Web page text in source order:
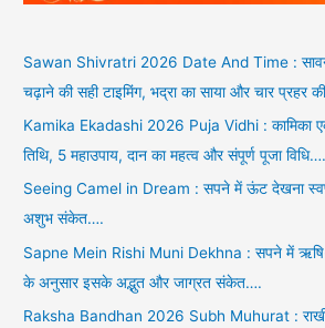
Sawan Shivratri 2026 Date And Time : सावन
चढ़ाने की सही टाइमिंग, भद्रा का साया और चार प्रहर
Kamika Ekadashi 2026 Puja Vidhi : कामिका
तिथि, 5 महाउपाय, दान का महत्व और संपूर्ण पूजा विधि….
Seeing Camel in Dream : सपने में ऊंट देखना
अशुभ संकेत….
Sapne Mein Rishi Muni Dekhna : सपने में ऋषि-
के अनुसार इसके अद्भुत और जाग्रत संकेत….
Raksha Bandhan 2026 Subh Muhurat : राखी